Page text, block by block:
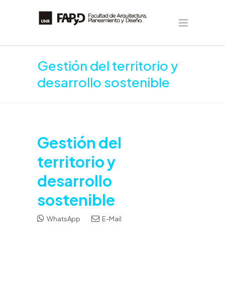
Gestión del territorio y
desarrollo sostenible
Gestión del
territorio y
desarrollo
sostenible
WhatsApp E-Mail